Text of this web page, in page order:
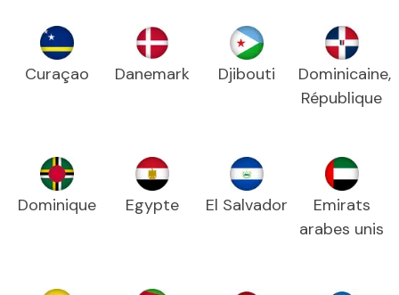
Curaçao Danemark Djibouti
Dominicaine,
République
Dominique Egypte El Salvador
Emirats
arabes unis